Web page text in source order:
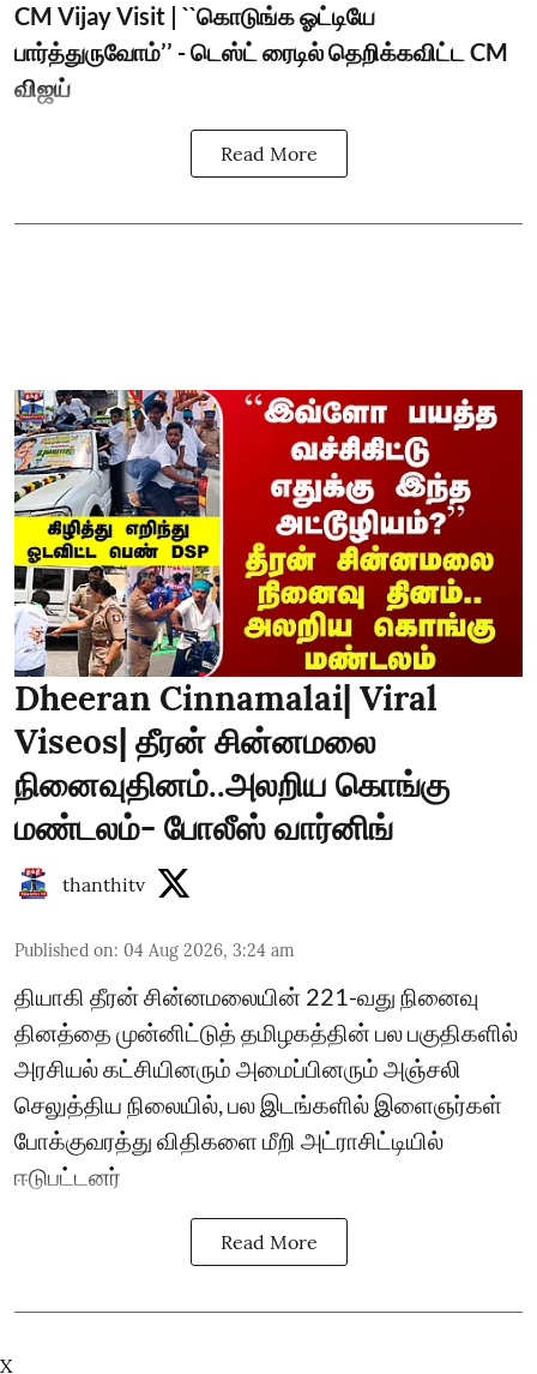
CM Vijay Visit | ``கொடுங்க ஓட்டியே
பார்த்துருவோம்’’ - டெஸ்ட் ரைடில் தெறிக்கவிட்ட CM
விஜய்
Read More
Dheeran Cinnamalai| Viral
Viseos| தீரன் சின்னமலை
நினைவுதினம்..அலறிய கொங்கு
மண்டலம்- போலீஸ் வார்னிங்
thanthitv
Published on: 04 Aug 2026, 3:24 am
தியாகி தீரன் சின்னமலையின் 221-வது நினைவு
தினத்தை முன்னிட்டுத் தமிழகத்தின் பல பகுதிகளில்
அரசியல் கட்சியினரும் அமைப்பினரும் அஞ்சலி
செலுத்திய நிலையில், பல இடங்களில் இளைஞர்கள்
போக்குவரத்து விதிகளை மீறி அட்ராசிட்டியில்
ஈடுபட்டனர்
Read More
X